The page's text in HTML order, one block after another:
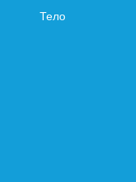
Тело